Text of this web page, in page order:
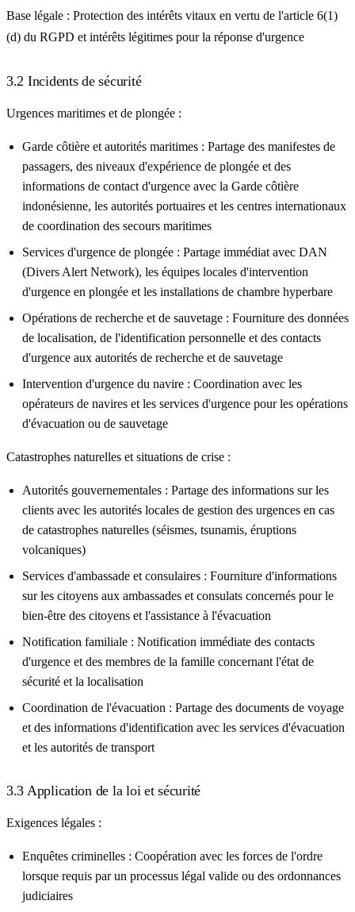
Base légale : Protection des intérêts vitaux en vertu de l'article 6(1)
(d) du RGPD et intérêts légitimes pour la réponse d'urgence
3.2 Incidents de sécurité
Urgences maritimes et de plongée :
Garde côtière et autorités maritimes : Partage des manifestes de
passagers, des niveaux d'expérience de plongée et des
informations de contact d'urgence avec la Garde côtière
indonésienne, les autorités portuaires et les centres internationaux
de coordination des secours maritimes
Services d'urgence de plongée : Partage immédiat avec DAN
(Divers Alert Network), les équipes locales d'intervention
d'urgence en plongée et les installations de chambre hyperbare
Opérations de recherche et de sauvetage : Fourniture des données
de localisation, de l'identification personnelle et des contacts
d'urgence aux autorités de recherche et de sauvetage
Intervention d'urgence du navire : Coordination avec les
opérateurs de navires et les services d'urgence pour les opérations
d'évacuation ou de sauvetage
Catastrophes naturelles et situations de crise :
Autorités gouvernementales : Partage des informations sur les
clients avec les autorités locales de gestion des urgences en cas
de catastrophes naturelles (séismes, tsunamis, éruptions
volcaniques)
Services d'ambassade et consulaires : Fourniture d'informations
sur les citoyens aux ambassades et consulats concernés pour le
bien-être des citoyens et l'assistance à l'évacuation
Notification familiale : Notification immédiate des contacts
d'urgence et des membres de la famille concernant l'état de
sécurité et la localisation
Coordination de l'évacuation : Partage des documents de voyage
et des informations d'identification avec les services d'évacuation
et les autorités de transport
3.3 Application de la loi et sécurité
Exigences légales :
Enquêtes criminelles : Coopération avec les forces de l'ordre
lorsque requis par un processus légal valide ou des ordonnances
judiciaires